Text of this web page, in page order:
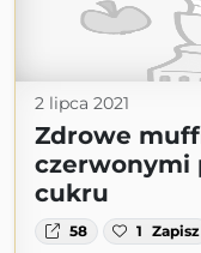
2 lipca 2021
Zdrowe
czerwonymi
cukru
58 1 Zapisz